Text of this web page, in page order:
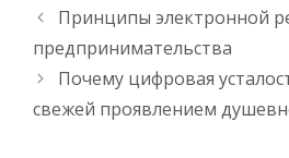
Принципы электронной
предпринимательства
Почему цифровая
свежей проявлением